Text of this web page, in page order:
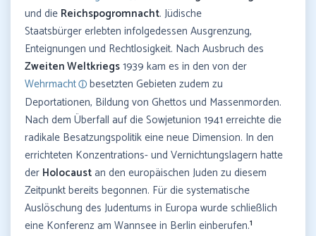
und die Reichspogromnacht. Jüdische
Staatsbürger erlebten infolgedessen Ausgrenzung,
Enteignungen und Rechtlosigkeit. Nach Ausbruch des
Zweiten Weltkriegs1939 kam es in den von der
Wehrmacht
besetzten Gebieten zudem zu
Deportationen, Bildung von Ghettos und Massenmorden.
Nach dem Überfall auf die Sowjetunion 1941 erreichte die
radikale Besatzungspolitik eine neue Dimension. In den
errichteten Konzentrations- und Vernichtungslagern hatte
der Holocaustan den europäischen Juden zu diesem
Zeitpunkt bereits begonnen. Für die systematische
Auslöschung des Judentums in Europa wurde schließlich
eine Konferenz am Wannsee in Berlin einberufen.1